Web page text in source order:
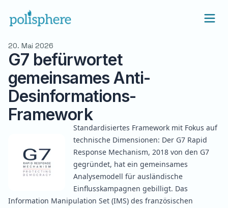
20. Mai 2026
G7 befürwortet
gemeinsames Anti-
Desinformations-
Framework
Standardisiertes Framework mit Fokus auf
technische Dimensionen: Der G7 Rapid
Response Mechanism, 2018 von den G7
gegründet, hat ein gemeinsames
Analysemodell für ausländische
Einflusskampagnen gebilligt. Das
Information Manipulation Set (IMS) des französischen